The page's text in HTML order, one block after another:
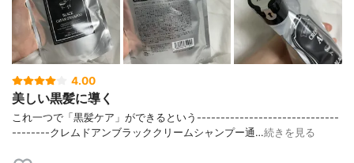
4.00
美しい黒髪に導く
これ一つで「黒髪ケア」ができるという⁣------------------------------
--------⁣クレムドアン⁣ブラッククリームシャンプー⁣通…続きを見る